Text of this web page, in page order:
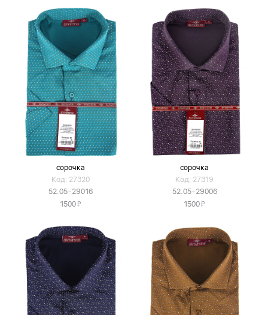
сорочка
Код: 27320
52.05-29016
1500Я
сорочка
Код: 27319
52.05-29006
1500Я